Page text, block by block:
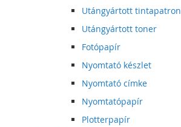
Utángyártott tintapatron
Utángyártott toner
Fotópapír
Nyomtató készlet
Nyomtató címke
Nyomtatópapír
Plotterpapír